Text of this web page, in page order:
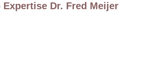
Dr. Fred Meijer